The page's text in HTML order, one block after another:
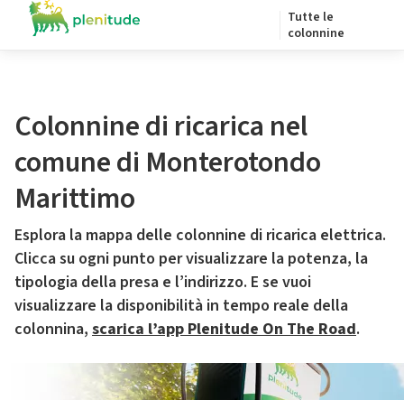
Tutte le
colonnine
Colonnine di ricarica nel
comune di Monterotondo
Marittimo
Esplora la mappa delle colonnine di ricarica elettrica.
Clicca su ogni punto per visualizzare la potenza, la
tipologia della presa e l’indirizzo. E se vuoi
visualizzare la disponibilità in tempo reale della
colonnina, scarica l’app Plenitude On The Road.